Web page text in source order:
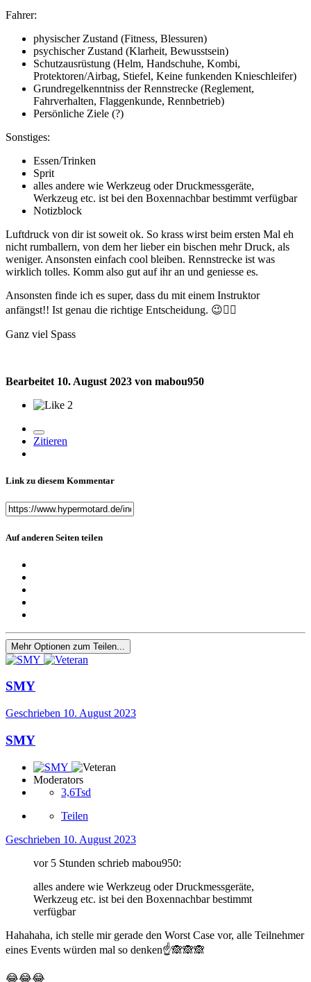
Fahrer:
physischer Zustand (Fitness, Blessuren)
psychischer Zustand (Klarheit, Bewusstsein)
Schutzausrüstung (Helm, Handschuhe, Kombi,
Protektoren/Airbag, Stiefel, Keine funkenden Knieschleifer)
Grundregelkenntniss der Rennstrecke (Reglement,
Fahrverhalten, Flaggenkunde, Rennbetrieb)
Persönliche Ziele (?)
Sonstiges:
Essen/Trinken
Sprit
alles andere wie Werkzeug oder Druckmessgeräte,
Werkzeug etc. ist bei den Boxennachbar bestimmt verfügbar
Notizblock
Luftdruck von dir ist soweit ok. So krass wirst beim ersten Mal eh
nicht rumballern, von dem her lieber ein bischen mehr Druck, als
weniger. Ansonsten einfach cool bleiben. Rennstrecke ist was
wirklich tolles. Komm also gut auf ihr an und geniesse es.
Ansonsten finde ich es super, dass du mit einem Instruktor
anfängst!! Ist genau die richtige Entscheidung. 😉☝
Ganz viel Spass
Bearbeitet 10. August 2023 von mabou950
2
Zitieren
Link zu diesem Kommentar
Auf anderen Seiten teilen
Mehr Optionen zum Teilen...
SMY
Geschrieben 10. August 2023
SMY
Moderators
3,6Tsd
Teilen
Geschrieben 10. August 2023
vor 5 Stunden schrieb mabou950:
alles andere wie Werkzeug oder Druckmessgeräte,
Werkzeug etc. ist bei den Boxennachbar bestimmt
verfügbar
Hahahaha, ich stelle mir gerade den Worst Case vor, alle Teilnehmer
eines Events würden mal so denken☝️🙈🙈🙈
😂😂😂